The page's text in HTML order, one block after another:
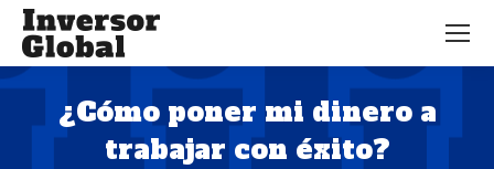
¿Cómo poner mi dinero a
trabajar con éxito?